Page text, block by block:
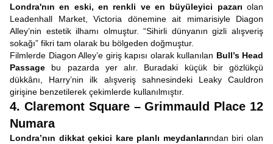
Londra'nın en eski, en renkli ve en büyüleyici pazarı olan
Leadenhall Market, Victoria dönemine ait mimarisiyle Diagon
Alley’nin estetik ilhamı olmuştur. “Sihirli dünyanın gizli alışveriş
sokağı” fikri tam olarak bu bölgeden doğmuştur.
Filmlerde Diagon Alley’e giriş kapısı olarak kullanılan Bull’s Head
Passage bu pazarda yer alır. Buradaki küçük bir gözlükçü
dükkânı, Harry’nin ilk alışveriş sahnesindeki Leaky Cauldron
girişine benzetilerek çekimlerde kullanılmıştır.
4. Claremont Square – Grimmauld Place 12
Numara
Londra’nın dikkat çekici kare planlı meydanlarından biri olan